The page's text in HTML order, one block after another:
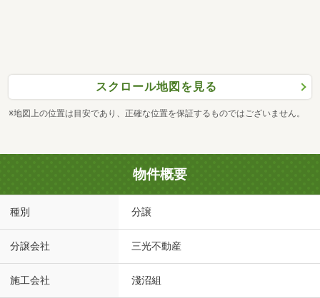
スクロール地図を見る
※地図上の位置は目安であり、正確な位置を保証するものではございません。
物件概要
種別 分譲
分譲会社 三光不動産
施工会社 淺沼組